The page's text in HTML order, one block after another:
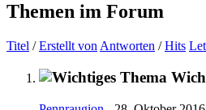
Themen im Forum
Titel /Erstellt von Antworten /Hits